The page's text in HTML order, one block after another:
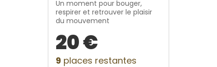
Un moment pour bouger,
respirer et retrouver le plaisir
du mouvement
20 €
9 places restantes